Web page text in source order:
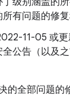
有问题的修复
11-05 或
公告（以及之
的全部问题的